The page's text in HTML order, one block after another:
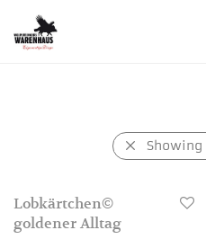
Showing
Lobkärtchen©
goldener Alltag